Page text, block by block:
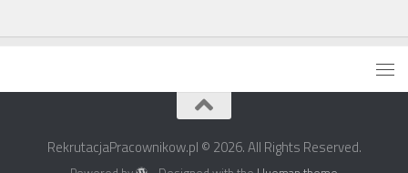
RekrutacjaPracownikow.pl © 2026. All Rights Reserved.